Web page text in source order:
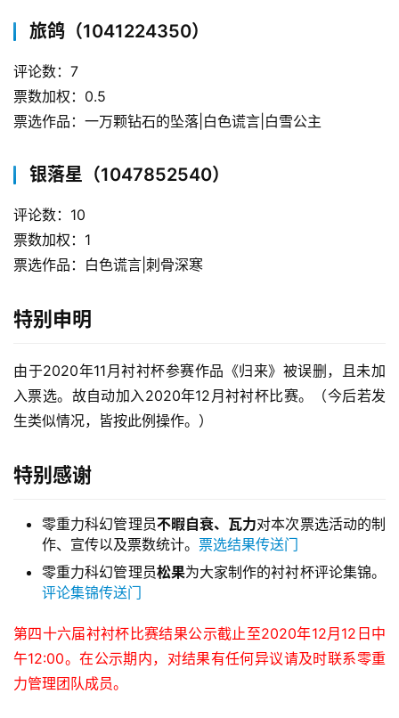
旅鸽（1041224350）
评论数：7
票数加权：0.5
票选作品：一万颗钻石的坠落|白色谎言|白雪公主
银落星（1047852540）
评论数：10
票数加权：1
票选作品：白色谎言|刺骨深寒
特别申明
由于2020年11月衬衬杯参赛作品《归来》被误删，且未加
入票选。故自动加入2020年12月衬衬杯比赛。（今后若发
生类似情况，皆按此例操作。）
特别感谢
零重力科幻管理员不暇自衰、瓦力对本次票选活动的制
作、宣传以及票数统计。 票选结果传送门
零重力科幻管理员松果为大家制作的衬衬杯评论集锦。
评论集锦传送门
第四十六届衬衬杯比赛结果公示截止至2020年12月12日中
午12:00。在公示期内，对结果有任何异议请及时联系零重
力管理团队成员。